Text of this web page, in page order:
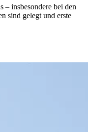
– insbesondere bei den
sind gelegt und erste